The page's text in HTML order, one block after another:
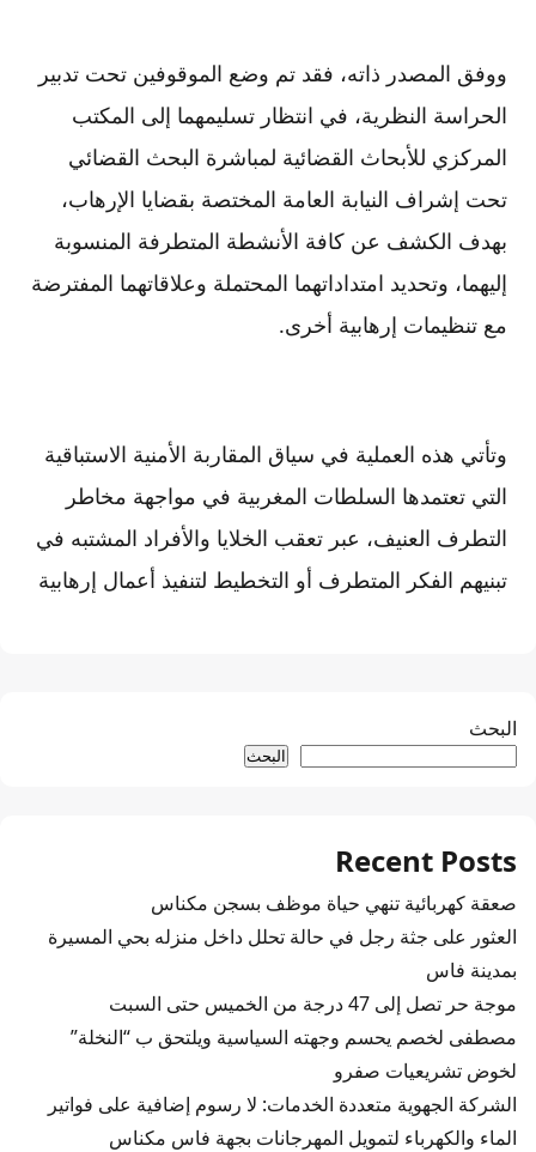
ووفق المصدر ذاته، فقد تم وضع الموقوفين تحت تدبير
الحراسة النظرية، في انتظار تسليمهما إلى المكتب
المركزي للأبحاث القضائية لمباشرة البحث القضائي
تحت إشراف النيابة العامة المختصة بقضايا الإرهاب،
بهدف الكشف عن كافة الأنشطة المتطرفة المنسوبة
إليهما، وتحديد امتداداتهما المحتملة وعلاقاتهما المفترضة
مع تنظيمات إرهابية أخرى.
وتأتي هذه العملية في سياق المقاربة الأمنية الاستباقية
التي تعتمدها السلطات المغربية في مواجهة مخاطر
التطرف العنيف، عبر تعقب الخلايا والأفراد المشتبه في
تبنيهم الفكر المتطرف أو التخطيط لتنفيذ أعمال إرهابية
البحث
البحث
Recent Posts
صعقة كهربائية تنهي حياة موظف بسجن مكناس
العثور على جثة رجل في حالة تحلل داخل منزله بحي المسيرة
بمدينة فاس
موجة حر تصل إلى 47 درجة من الخميس حتى السبت
مصطفى لخصم يحسم وجهته السياسية ويلتحق ب “النخلة”
لخوض تشريعيات صفرو
الشركة الجهوية متعددة الخدمات: لا رسوم إضافية على فواتير
الماء والكهرباء لتمويل المهرجانات بجهة فاس مكناس